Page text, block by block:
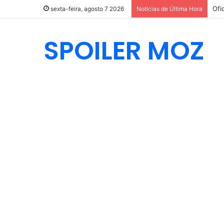
sexta-feira, agosto 7 2026 Notícias de Última Hora
SPOILER MOZ